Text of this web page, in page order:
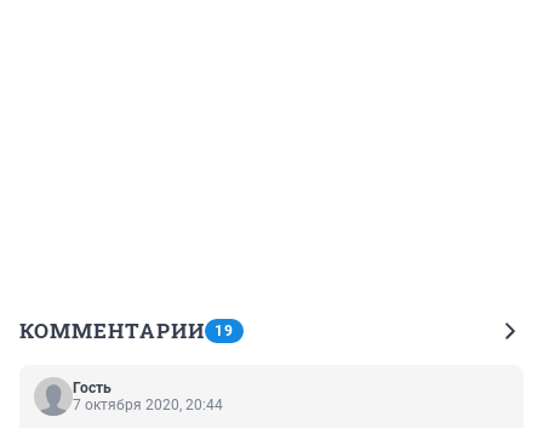
КОММЕНТАРИИ 19
Гость
7 октября 2020, 20:44